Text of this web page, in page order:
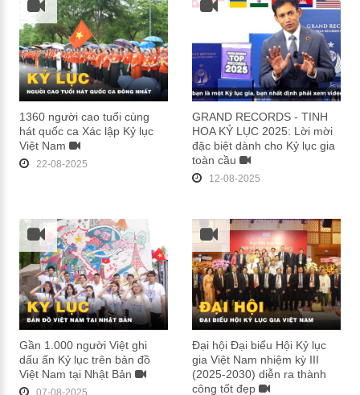
1360 người cao tuổi cùng
hát quốc ca Xác lập Kỷ lục
Việt Nam
22-08-2025
GRAND RECORDS - TINH
HOA KỶ LỤC 2025: Lời mời
đặc biệt dành cho Kỷ lục gia
toàn cầu
12-08-2025
Gần 1.000 người Việt ghi
dấu ấn Kỷ lục trên bản đồ
Việt Nam tại Nhật Bản
Đại hội Đại biểu Hội Kỷ lục
gia Việt Nam nhiệm kỳ III
(2025-2030) diễn ra thành
công tốt đẹp